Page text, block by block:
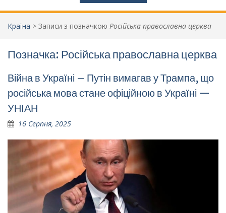
Країна > Записи з позначкою Російська православна церква
Позначка: Російська православна церква
Війна в Україні – Путін вимагав у Трампа, що
російська мова стане офіційною в Україні —
УНІАН
16 Серпня, 2025